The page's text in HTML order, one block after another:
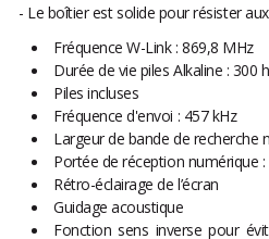
- Le boîtier est solide pour résister
Fréquence W-Link : 869,8 MHz
Durée de vie piles Alkaline : 300
Piles incluses
Fréquence d'envoi : 457 kHz
Largeur de bande de recherche
Portée de réception numérique
Rétro-éclairage de l’écran
Guidage acoustique
Fonction sens inverse pour